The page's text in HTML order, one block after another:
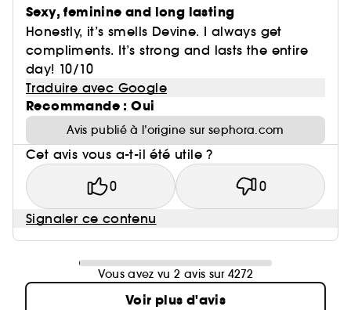
Sexy, feminine and long lasting
Honestly, it’s smells Devine. I always get
compliments. It’s strong and lasts the entire
day! 10/10
Traduire avec Google
Recommande : Oui
Avis publié à l’origine sur sephora.com
Cet avis vous a-t-il été utile ?
0 0
Signaler ce contenu
Vous avez vu 2 avis sur 4272
Voir plus d'avis